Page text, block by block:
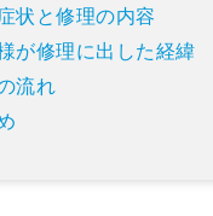
状と修理の内容
が修理に出した経緯
流れ